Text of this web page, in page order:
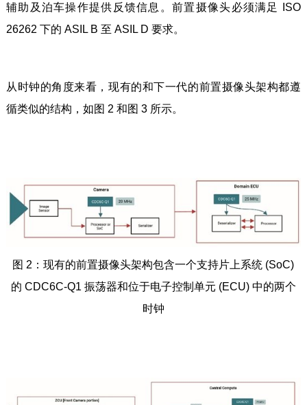
辅助及泊车操作提供反馈信息。前置摄像头必须满足 ISO
26262 下的 ASIL B 至 ASIL D 要求。
从时钟的角度来看，现有的和下一代的前置摄像头架构都遵
循类似的结构，如图 2 和图 3 所示。
图 2：现有的前置摄像头架构包含一个支持片上系统 (SoC)
的 CDC6C-Q1 振荡器和位于电子控制单元 (ECU) 中的两个
时钟